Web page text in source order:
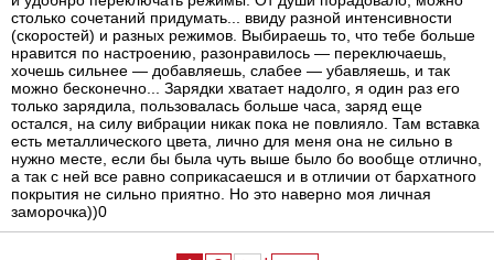
столько сочетаний придумать... ввиду разной интенсивности
(скоростей) и разных режимов. Выбираешь то, что тебе больше
нравится по настроению, разонравилось — переключаешь,
хочешь сильнее — добавляешь, слабее — убавляешь, и так
можно бесконечно... Зарядки хватает надолго, я один раз его
только зарядила, пользовалась больше часа, заряд еще
остался, на силу вибрации никак пока не повлияло. Там вставка
есть металлического цвета, лично для меня она не сильно в
нужно месте, если бы была чуть выше было бо вообще отлично,
а так с ней все равно соприкасаешся и в отличии от бархатного
покрытия не сильно приятно. Но это наверно моя личная
заморочка))0